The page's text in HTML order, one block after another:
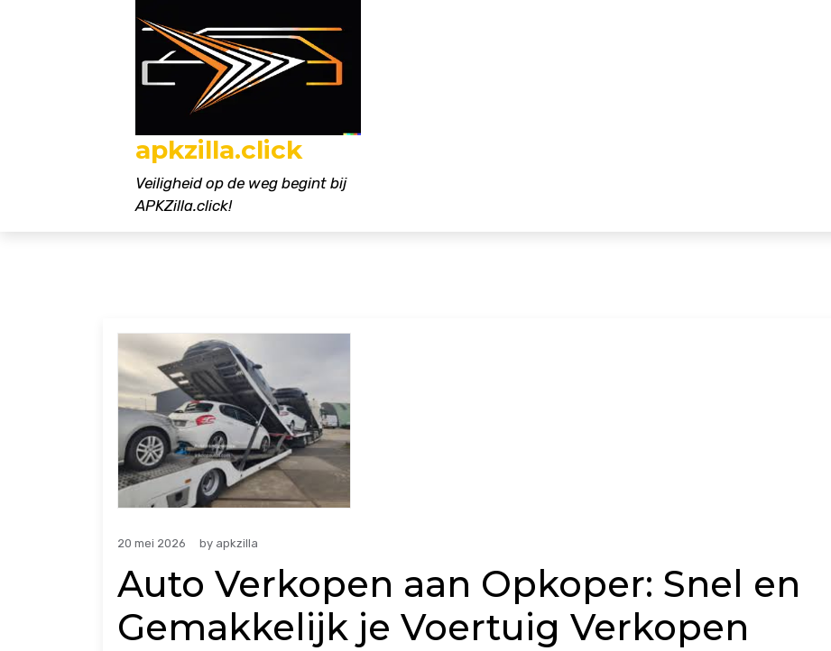
apkzilla.click
Veiligheid op de weg begint bij
APKZilla.click!
20 mei 2026 by apkzilla
Auto Verkopen aan Opkoper: Snel en
Gemakkelijk je Voertuig Verkopen